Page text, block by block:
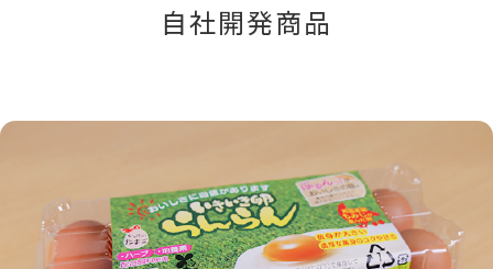
自社開発商品